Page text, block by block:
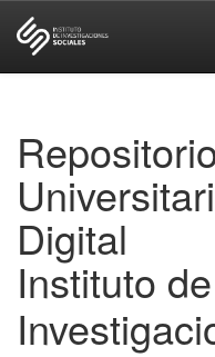
Digital
Instituto de